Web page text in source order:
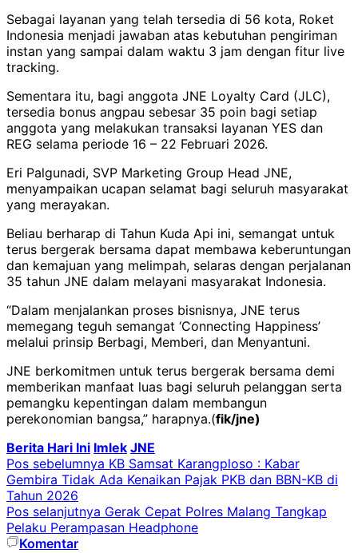
Sebagai layanan yang telah tersedia di 56 kota, Roket
Indonesia menjadi jawaban atas kebutuhan pengiriman
instan yang sampai dalam waktu 3 jam dengan fitur live
tracking.
Sementara itu, bagi anggota JNE Loyalty Card (JLC),
tersedia bonus angpau sebesar 35 poin bagi setiap
anggota yang melakukan transaksi layanan YES dan
REG selama periode 16 – 22 Februari 2026.
Eri Palgunadi, SVP Marketing Group Head JNE,
menyampaikan ucapan selamat bagi seluruh masyarakat
yang merayakan.
Beliau berharap di Tahun Kuda Api ini, semangat untuk
terus bergerak bersama dapat membawa keberuntungan
dan kemajuan yang melimpah, selaras dengan perjalanan
35 tahun JNE dalam melayani masyarakat Indonesia.
“Dalam menjalankan proses bisnisnya, JNE terus
memegang teguh semangat ‘Connecting Happiness’
melalui prinsip Berbagi, Memberi, dan Menyantuni.
JNE berkomitmen untuk terus bergerak bersama demi
memberikan manfaat luas bagi seluruh pelanggan serta
pemangku kepentingan dalam membangun
perekonomian bangsa,” harapnya.(fik/jne)
Berita Hari Ini Imlek JNE
Navigasi
pos
Pos sebelumnya KB Samsat Karangploso : Kabar
Gembira Tidak Ada Kenaikan Pajak PKB dan BBN-KB di
Tahun 2026
Pos selanjutnya Gerak Cepat Polres Malang Tangkap
Pelaku Perampasan Headphone
Komentar